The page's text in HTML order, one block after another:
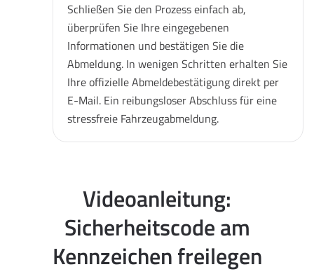
Schließen Sie den Prozess einfach ab,
überprüfen Sie Ihre eingegebenen
Informationen und bestätigen Sie die
Abmeldung. In wenigen Schritten erhalten Sie
Ihre offizielle Abmeldebestätigung direkt per
E-Mail. Ein reibungsloser Abschluss für eine
stressfreie Fahrzeugabmeldung.
Videoanleitung:
Sicherheitscode am
Kennzeichen freilegen